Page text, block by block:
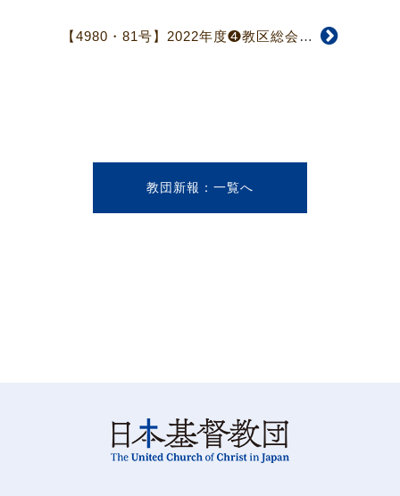
【4980・81号】2022年度❹教区総会報告（2面）
教団新報